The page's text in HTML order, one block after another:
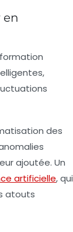
en
des
ajoutée. Un
artificielle, qui
atouts